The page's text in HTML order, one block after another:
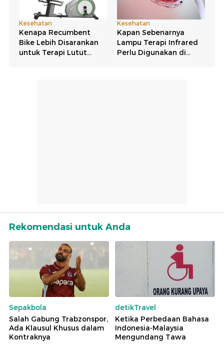
Rekomendasi untuk Anda
Sepakbola
Salah Gabung Trabzonspor,
Ada Klausul Khusus dalam
Kontraknya
detikTravel
Ketika Perbedaan Bahasa
Indonesia-Malaysia
Mengundang Tawa